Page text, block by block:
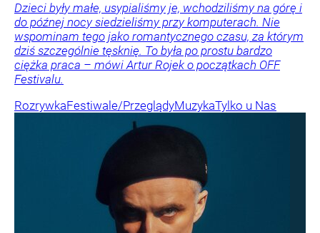
Dzieci były małe, usypialiśmy je, wchodziliśmy na górę i
do późnej nocy siedzieliśmy przy komputerach. Nie
wspominam tego jako romantycznego czasu, za którym
dziś szczególnie tęsknię. To była po prostu bardzo
ciężka praca – mówi Artur Rojek o początkach OFF
Festivalu.
RozrywkaFestiwale/PrzeglądyMuzykaTylko u Nas